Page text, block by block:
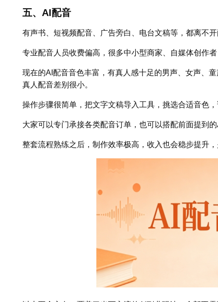
五、AI配音
有声书、短视频配音、广告旁白、电台文稿等，都离不
专业配音人员收费偏高，很多中小型商家、自媒体创作
现在的AI配音音色丰富，有真人感十足的男声、女声、
真人配音差别很小。
操作步骤很简单，把文字文稿导入工具，挑选合适音色
大家可以专门承接各类配音订单，也可以搭配前面提到
整套流程熟练之后，制作效率极高，收入也会稳步提升